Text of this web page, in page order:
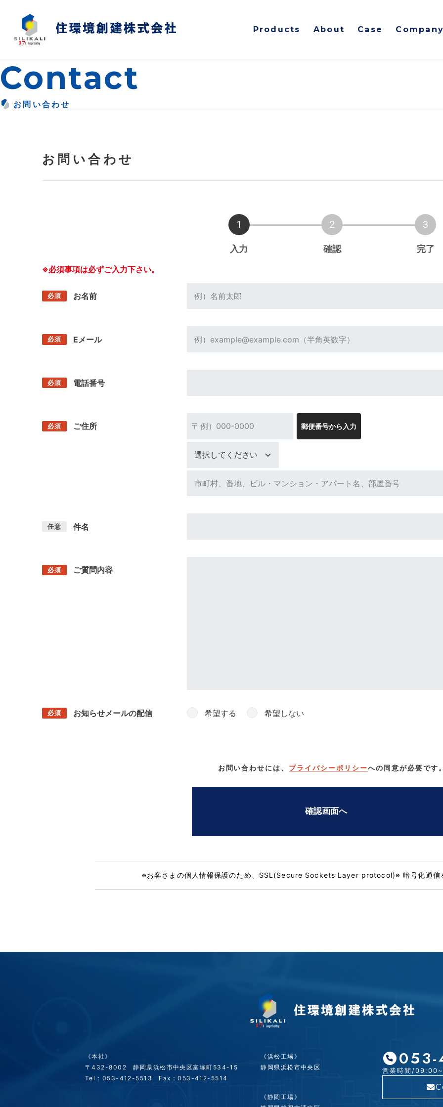
Products About Case Company
Contact
お問い合わせ
お問い合わせ
入力 確認 完了
※必須事項は必ずご入力下さい。
必須 お名前
必須 Eメール
必須 電話番号
必須 ご住所 〒 郵便番号から入力
任意 件名
必須 ご質問内容
必須 お知らせメールの配信 希望する 希望しない
お問い合わせには、 プライバシーポリシーへの同意が必要です。
確認画面へ
※お客さまの個人情報保護のため、SSL(Secure Sockets Layer protocol)※ 暗号化通信
053-
営業時間/
《本社》
〒432-8002 静岡県浜松市中央区富塚町534-15
Tel：053-412-5513 Fax：053-412-5514
《浜松工場》
静岡県浜松市中央区
《静岡工場》